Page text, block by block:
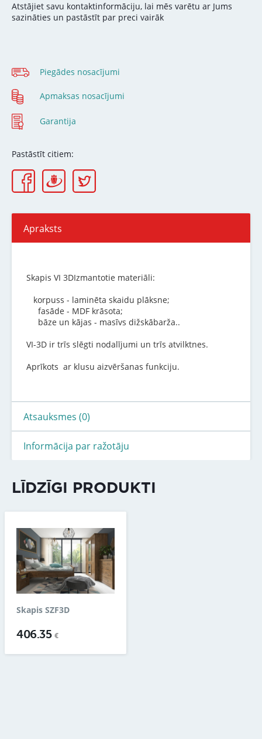
Atstājiet savu kontaktinformāciju, lai mēs varētu ar Jums
sazināties un pastāstīt par preci vairāk
Piegādes nosacījumi
Apmaksas nosacījumi
Garantija
Pastāstīt citiem:
Apraksts
Skapis VI 3DIzmantotie materiāli:
korpuss - laminēta skaidu plāksne;
fasāde - MDF krāsota;
bāze un kājas - masīvs dižskābarža..
VI-3D ir trīs slēgti nodalījumi un trīs atvilktnes.
Aprīkots ar klusu aizvēršanas funkciju.
Atsauksmes (0)
Informācija par ražotāju
LĪDZĪGI PRODUKTI
Skapis SZF3D
406.35€